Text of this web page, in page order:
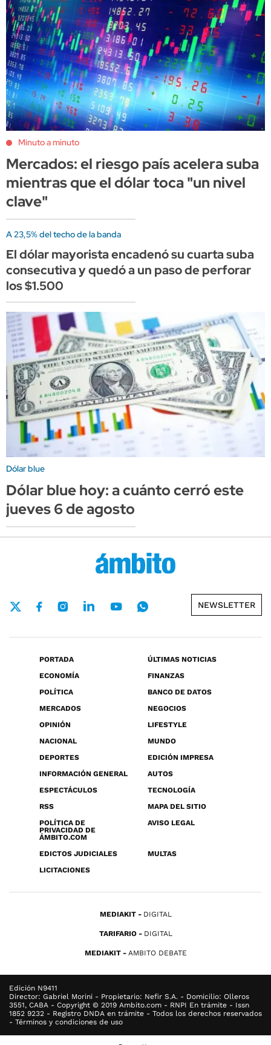
Minuto a minuto
Mercados: el riesgo país acelera suba
mientras que el dólar toca "un nivel
clave"
A 23,5% del techo de la banda
El dólar mayorista encadenó su cuarta suba
consecutiva y quedó a un paso de perforar
los $1.500
Dólar blue
Dólar blue hoy: a cuánto cerró este
jueves 6 de agosto
NEWSLETTER
PORTADA
ÚLTIMAS NOTICIAS
ECONOMÍA
FINANZAS
POLÍTICA
BANCO DE DATOS
MERCADOS
NEGOCIOS
OPINIÓN
LIFESTYLE
NACIONAL
MUNDO
DEPORTES
EDICIÓN IMPRESA
INFORMACIÓN GENERAL
AUTOS
ESPECTÁCULOS
TECNOLOGÍA
RSS
MAPA DEL SITIO
POLÍTICA DE
PRIVACIDAD DE
ÁMBITO.COM
AVISO LEGAL
EDICTOS JUDICIALES
MULTAS
LICITACIONES
MEDIAKIT DIGITAL
TARIFARIO DIGITAL
MEDIAKIT AMBITO DEBATE
Edición N9411
Director: Gabriel Morini - Propietario: Nefir S.A. - Domicilio: Olleros
3551, CABA - Copyright © 2019 Ambito.com - RNPI En trámite - Issn
1852 9232 - Registro DNDA en trámite - Todos los derechos reservados
- Términos y condiciones de uso